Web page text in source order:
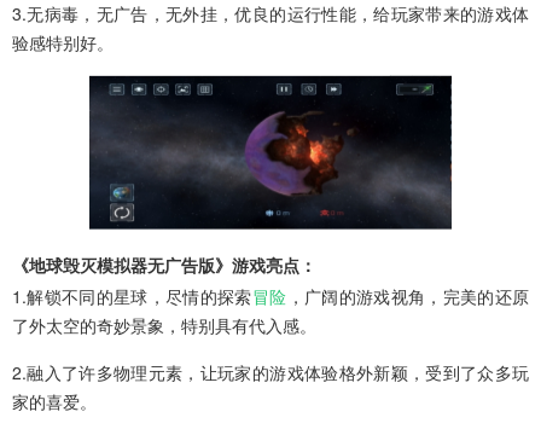
3.无病毒，无广告，无外挂，优良的运行性能，给玩家带来的游戏体
验感特别好。
《地球毁灭模拟器无广告版》游戏亮点：
1.解锁不同的星球，尽情的探索冒险 ，广阔的游戏视角，完美的还原
了外太空的奇妙景象，特别具有代入感。
2.融入了许多物理元素，让玩家的游戏体验格外新颖，受到了众多玩
家的喜爱。